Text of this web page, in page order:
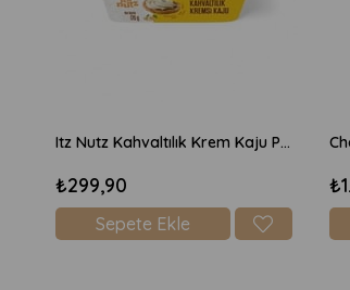
Itz Nutz Kahvaltılık Krem Kaju Peyniri 170gr
₺299,90
Sepete Ekle